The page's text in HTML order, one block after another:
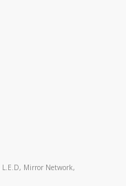
L.E.D, Mirror Network,